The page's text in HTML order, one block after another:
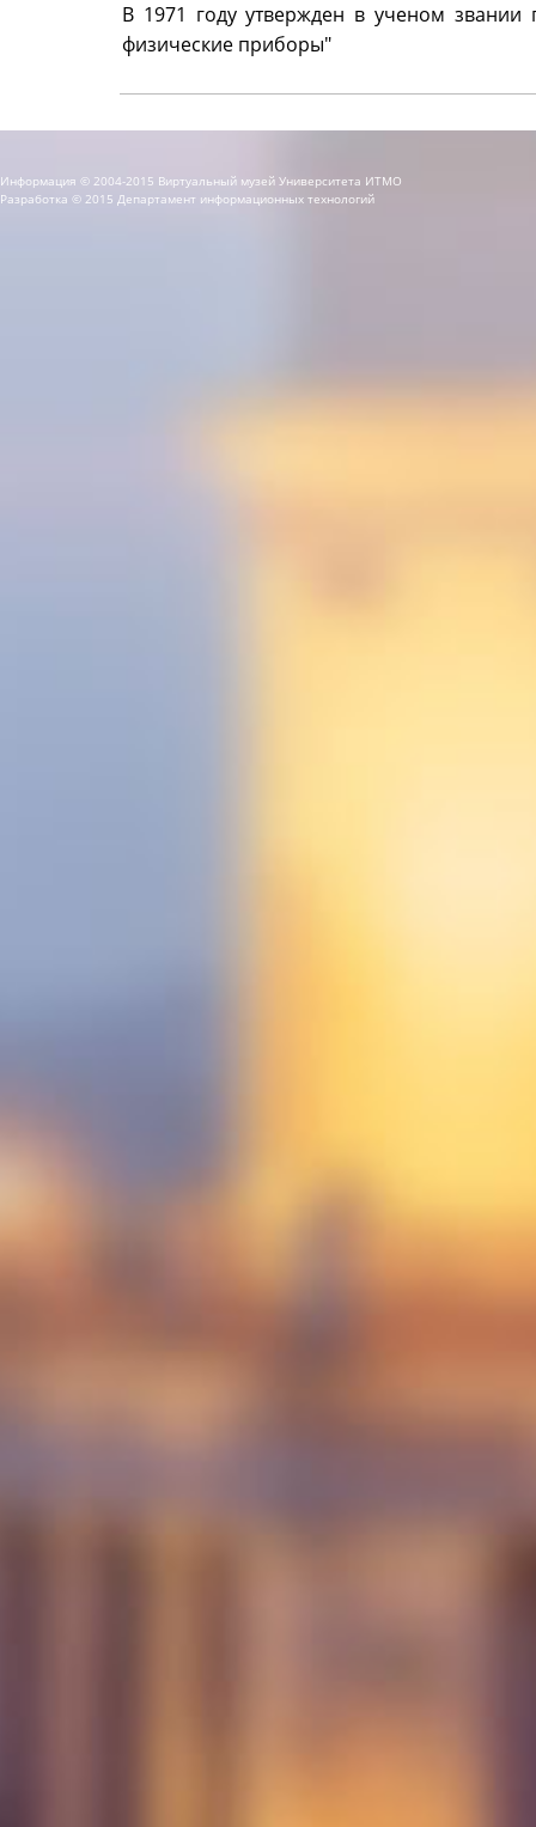
В 1971 году утвержден в ученом звании
физические приборы"
Информация © 2004-2015 Виртуальный музей Университета ИТМО
Разработка © 2015 Департамент информационных технологий